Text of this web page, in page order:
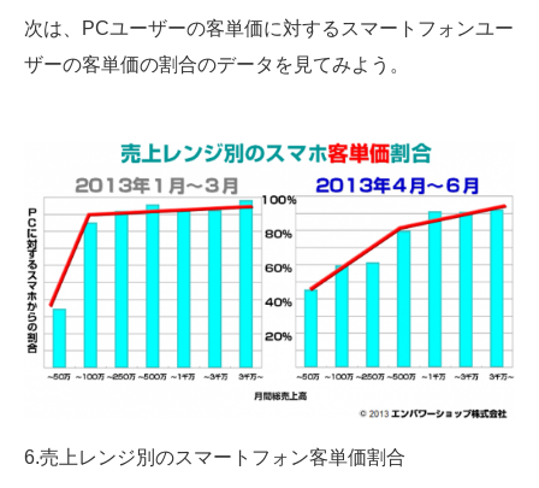
次は、PCユーザーの客単価に対するスマートフォンユー
ザーの客単価の割合のデータを見てみよう。
6.売上レンジ別のスマートフォン客単価割合